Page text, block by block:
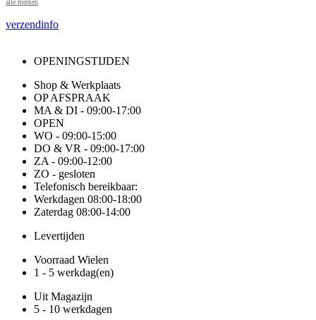
alle merken
verzendinfo
OPENINGSTIJDEN
Shop & Werkplaats
OP AFSPRAAK
MA & DI - 09:00-17:00
OPEN
WO - 09:00-15:00
DO & VR - 09:00-17:00
ZA - 09:00-12:00
ZO - gesloten
Telefonisch bereikbaar:
Werkdagen 08:00-18:00
Zaterdag 08:00-14:00
Levertijden
Voorraad Wielen
1 - 5 werkdag(en)
Uit Magazijn
5 - 10 werkdagen